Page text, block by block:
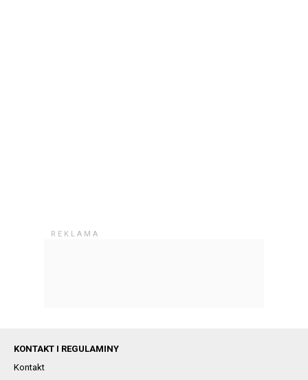
KONTAKT I REGULAMINY
Kontakt